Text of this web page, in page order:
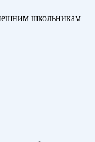
школьникам